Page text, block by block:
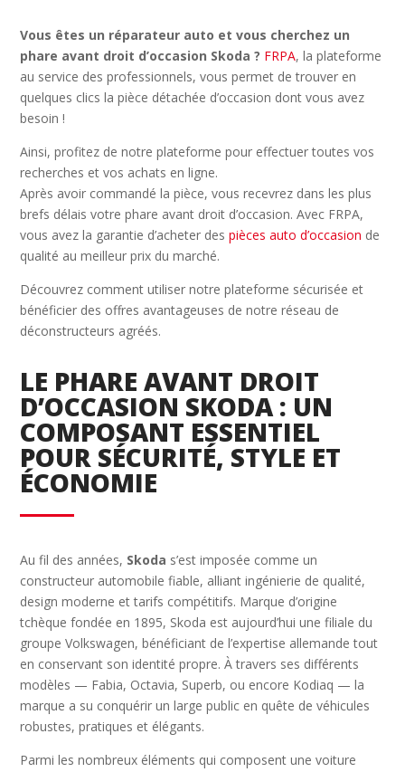
Vous êtes un réparateur auto et vous cherchez un
phare avant droit d’occasion Skoda ? FRPA, la plateforme
au service des professionnels, vous permet de trouver en
quelques clics la pièce détachée d’occasion dont vous avez
besoin !
Ainsi, profitez de notre plateforme pour effectuer toutes vos
recherches et vos achats en ligne.
Après avoir commandé la pièce, vous recevrez dans les plus
brefs délais votre phare avant droit d’occasion. Avec FRPA,
vous avez la garantie d’acheter despièces auto d’occasion de
qualité au meilleur prix du marché.
Découvrez comment utiliser notre plateforme sécurisée et
bénéficier des offres avantageuses de notre réseau de
déconstructeurs agréés.
LE PHARE AVANT DROIT
D’OCCASION SKODA : UN
COMPOSANT ESSENTIEL
POUR SÉCURITÉ, STYLE ET
ÉCONOMIE
Au fil des années, Skoda s’est imposée comme un
constructeur automobile fiable, alliant ingénierie de qualité,
design moderne et tarifs compétitifs. Marque d’origine
tchèque fondée en 1895, Skoda est aujourd’hui une filiale du
groupe Volkswagen, bénéficiant de l’expertise allemande tout
en conservant son identité propre. À travers ses différents
modèles — Fabia, Octavia, Superb, ou encore Kodiaq — la
marque a su conquérir un large public en quête de véhicules
robustes, pratiques et élégants.
Parmi les nombreux éléments qui composent une voiture